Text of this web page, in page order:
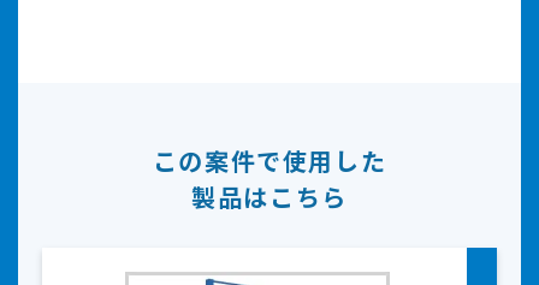
この案件で使用した
製品はこちら